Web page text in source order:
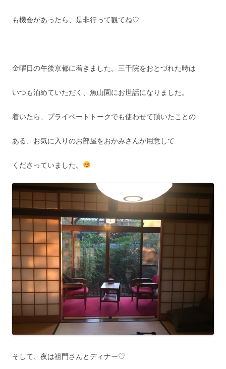
も機会があったら、是非行って観てね♡
金曜日の午後京都に着きました。三千院をおとづれた時は
いつも泊めていただく、魚山園にお世話になりました。
着いたら、プライベートトークでも使わせて頂いたことの
ある、お気に入りのお部屋をおかみさんが用意して
くださっていました。
そして、夜は祖門さんとディナー♡